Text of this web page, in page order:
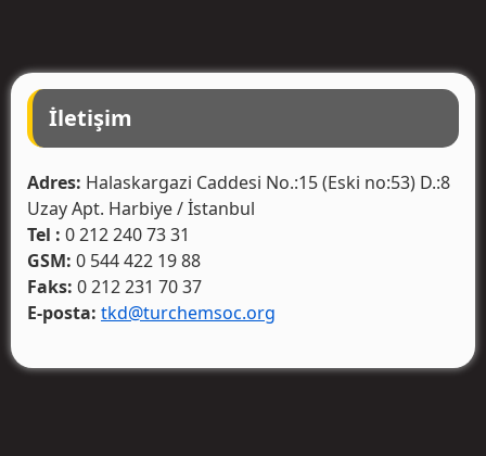
İletişim
Adres: Halaskargazi Caddesi No.:15 (Eski no:53) D.:8
Uzay Apt. Harbiye / İstanbul
Tel : 0 212 240 73 31
GSM: 0 544 422 19 88
Faks: 0 212 231 70 37
E-posta: tkd@turchemsoc.org